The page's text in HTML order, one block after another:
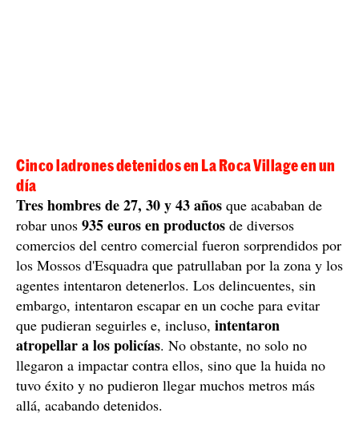
Cinco ladrones detenidos en La Roca Village en un
día
Tres hombres de 27, 30 y 43 años que acababan de
robar unos 935 euros en productos de diversos
comercios del centro comercial fueron sorprendidos por
los Mossos d'Esquadra que patrullaban por la zona y los
agentes intentaron detenerlos. Los delincuentes, sin
embargo, intentaron escapar en un coche para evitar
que pudieran seguirles e, incluso, intentaron
atropellar a los policías. No obstante, no solo no
llegaron a impactar contra ellos, sino que la huida no
tuvo éxito y no pudieron llegar muchos metros más
allá, acabando detenidos.